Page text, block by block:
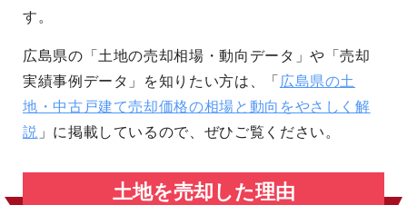
す。
広島県の「土地の売却相場・動向データ」や「売却
実績事例データ」を知りたい方は、「 広島県の土
地・中古戸建て売却価格の相場と動向をやさしく解
説 」に掲載しているので、ぜひご覧ください。
土地を売却した理由